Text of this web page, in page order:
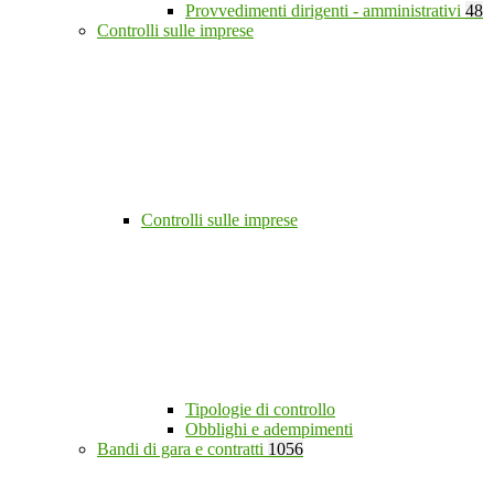
Provvedimenti dirigenti - amministrativi 48
Controlli sulle imprese
Controlli sulle imprese
Tipologie di controllo
Obblighi e adempimenti
Bandi di gara e contratti 1056